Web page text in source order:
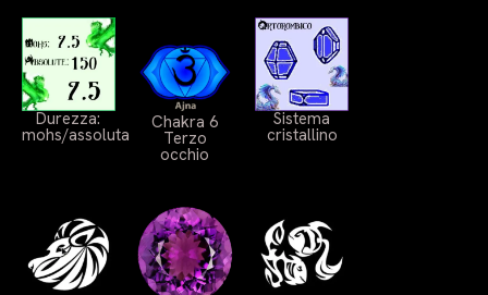
Durezza:
mohs/assoluta
Chakra 6
Terzo
occhio
Sistema
cristallino